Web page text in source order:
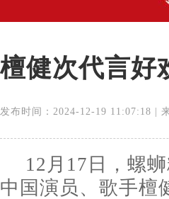
檀健次代言好
发布时间：2024-12-19 11:07:18 |
12月17日，螺
中国演员、歌手檀